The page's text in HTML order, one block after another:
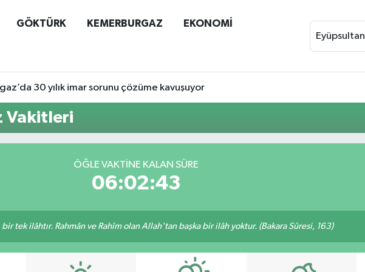
GÖKTÜRK KEMERBURGAZ EKONOMİ
Eyüpsultan
30 yılık imar sorunu çözüme kavuşuyor
Vakitleri
ÖĞLE VAKTINE KALAN SÜRE
06:02:43
bir tek ilâhtır. Rahmân ve Rahîm olan Allah'tan başka bir ilâh yoktur. (Bakara Sûresi, 163)